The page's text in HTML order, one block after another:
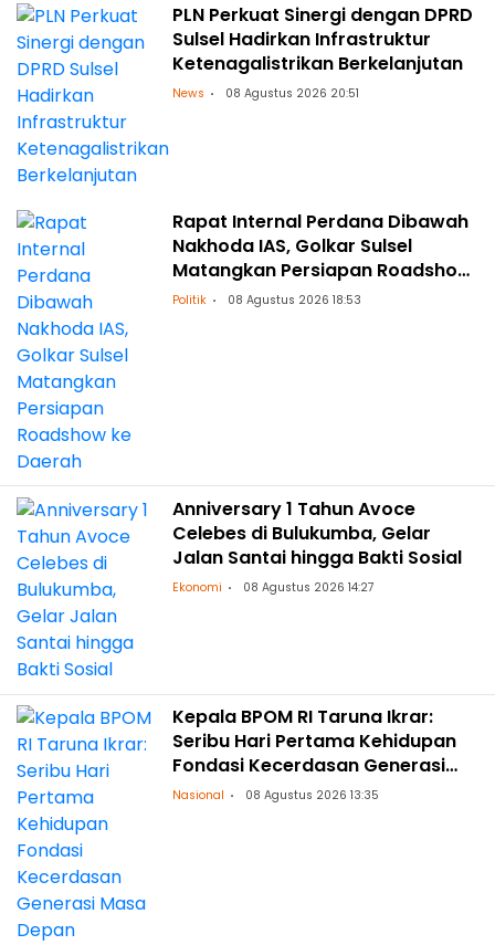
PLN Perkuat Sinergi dengan DPRD
Sulsel Hadirkan Infrastruktur
Ketenagalistrikan Berkelanjutan
News 08 Agustus 2026 20:51
Rapat Internal Perdana Dibawah
Nakhoda IAS, Golkar Sulsel
Matangkan Persiapan Roadshow
ke Daerah
Politik 08 Agustus 2026 18:53
Anniversary 1 Tahun Avoce
Celebes di Bulukumba, Gelar
Jalan Santai hingga Bakti Sosial
Ekonomi 08 Agustus 2026 14:27
Kepala BPOM RI Taruna Ikrar:
Seribu Hari Pertama Kehidupan
Fondasi Kecerdasan Generasi
Masa Depan
Nasional 08 Agustus 2026 13:35